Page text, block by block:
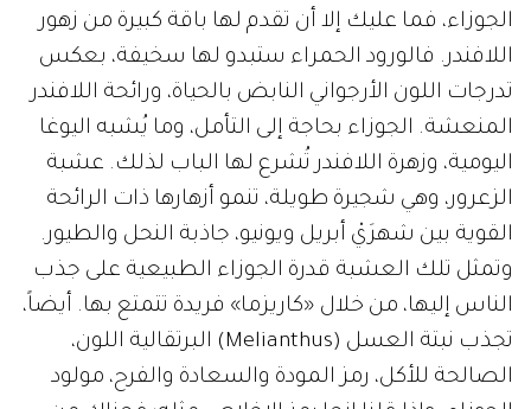
الجوزاء، فما عليك إلا أن تقدم لها باقة كبيرة من زهور
اللافندر. فالورود الحمراء ستبدو لها سخيفة، بعكس
تدرجات اللون الأرجواني النابض بالحياة، ورائحة اللافندر
المنعشة. الجوزاء بحاجة إلى التأمل، وما يُشبه اليوغا
اليومية، وزهرة اللافندر تُشرع لها الباب لذلك. عشبة
الزعرور، وهي شجيرة طويلة، تنمو أزهارها ذات الرائحة
القوية بين شهرَيْ أبريل ويونيو، جاذبة النحل والطيور.
وتمثل تلك العشبة قدرة الجوزاء الطبيعية على جذب
الناس إليها، من خلال «كاريزما» فريدة تتمتع بها. أيضاً،
تجذب نبتة العسل (Melianthus) البرتقالية اللون،
الصالحة للأكل، رمز المودة والسعادة والفرح، مولود